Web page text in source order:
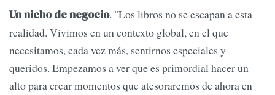
Un nicho de negocio. "Los libros no se escapan a esta
realidad. Vivimos en un contexto global, en el que
necesitamos, cada vez más, sentirnos especiales y
queridos. Empezamos a ver que es primordial hacer un
alto para crear momentos que atesoraremos de ahora en